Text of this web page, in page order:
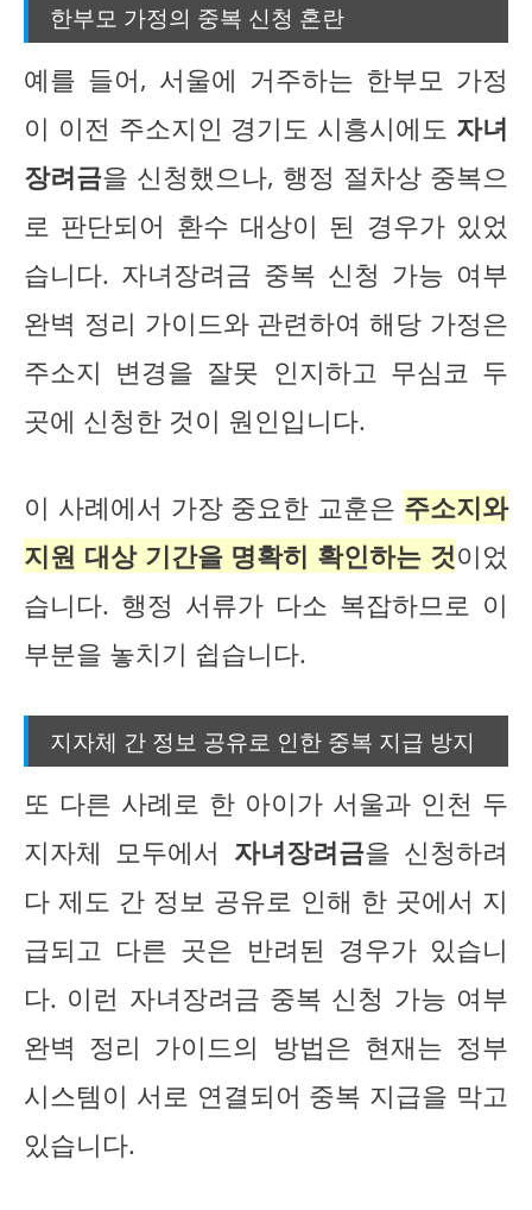
한부모 가정의 중복 신청 혼란
예를 들어, 서울에 거주하는 한부모 가정
이 이전 주소지인 경기도 시흥시에도 자녀
장려금을 신청했으나, 행정 절차상 중복으
로 판단되어 환수 대상이 된 경우가 있었
습니다. 자녀장려금 중복 신청 가능 여부
완벽 정리 가이드와 관련하여 해당 가정은
주소지 변경을 잘못 인지하고 무심코 두
곳에 신청한 것이 원인입니다.
이 사례에서 가장 중요한 교훈은 주소지와
지원 대상 기간을 명확히 확인하는 것이었
습니다. 행정 서류가 다소 복잡하므로 이
부분을 놓치기 쉽습니다.
지자체 간 정보 공유로 인한 중복 지급 방지
또 다른 사례로 한 아이가 서울과 인천 두
지자체 모두에서 자녀장려금을 신청하려
다 제도 간 정보 공유로 인해 한 곳에서 지
급되고 다른 곳은 반려된 경우가 있습니
다. 이런 자녀장려금 중복 신청 가능 여부
완벽 정리 가이드의 방법은 현재는 정부
시스템이 서로 연결되어 중복 지급을 막고
있습니다.